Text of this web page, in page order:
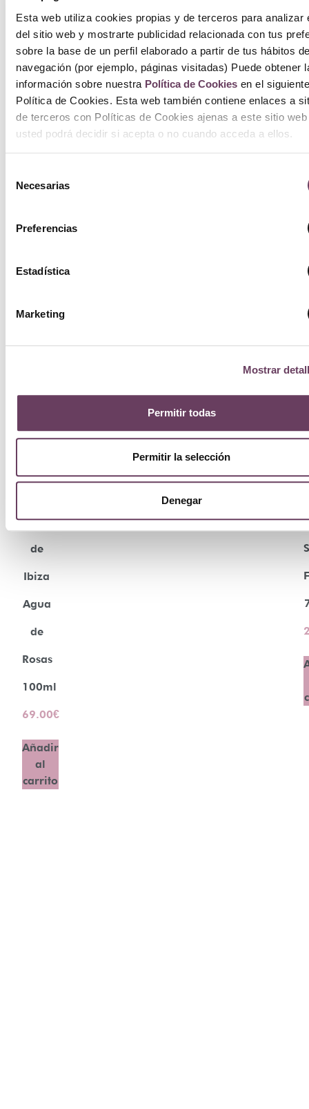
Esta web utiliza cookies propias y de terceros para analizar
del sitio web y mostrarte publicidad relacionada con tus
sobre la base de un perfil elaborado a partir de tus hábitos
navegación (por ejemplo, páginas visitadas) Puede obtener
información sobre nuestra Política de Cookies en el
Política de Cookies. Esta web también contiene enlaces a
de terceros con Políticas de Cookies ajenas a este sitio web
usted podrá decidir si acepta o no cuando acceda a ellos.
Necesarias
Preferencias
Estadística
Marketing
Mostrar
Permitir todas
Permitir la selección
Denegar
Campos
de
Ibiza
Agua
de
Rosas
100ml
69.00€
Añadir
al
carrito